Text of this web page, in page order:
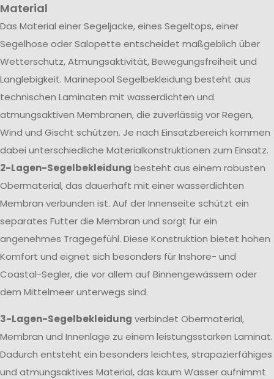
Material
Das Material einer Segeljacke, eines Segeltops, einer
Segelhose oder Salopette entscheidet maßgeblich über
Wetterschutz, Atmungsaktivität, Bewegungsfreiheit und
Langlebigkeit. Marinepool Segelbekleidung besteht aus
technischen Laminaten mit wasserdichten und
atmungsaktiven Membranen, die zuverlässig vor Regen,
Wind und Gischt schützen. Je nach Einsatzbereich kommen
dabei unterschiedliche Materialkonstruktionen zum Einsatz.
2-Lagen-Segelbekleidung besteht aus einem robusten
Obermaterial, das dauerhaft mit einer wasserdichten
Membran verbunden ist. Auf der Innenseite schützt ein
separates Futter die Membran und sorgt für ein
angenehmes Tragegefühl. Diese Konstruktion bietet hohen
Komfort und eignet sich besonders für Inshore- und
Coastal-Segler, die vor allem auf Binnengewässern oder
dem Mittelmeer unterwegs sind.
3-Lagen-Segelbekleidung verbindet Obermaterial,
Membran und Innenlage zu einem leistungsstarken Laminat.
Dadurch entsteht ein besonders leichtes, strapazierfähiges
und atmungsaktives Material, das kaum Wasser aufnimmt